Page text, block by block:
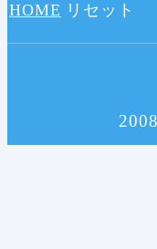
HOME リセット